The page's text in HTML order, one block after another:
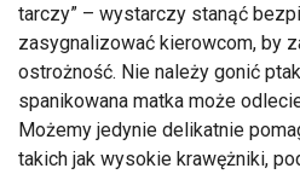
tarczy” – wystarczy stanąć
zasygnalizować kierowcom, by
ostrożność. Nie należy gonić
spanikowana matka może
Możemy jedynie delikatnie
takich jak wysokie krawężniki,